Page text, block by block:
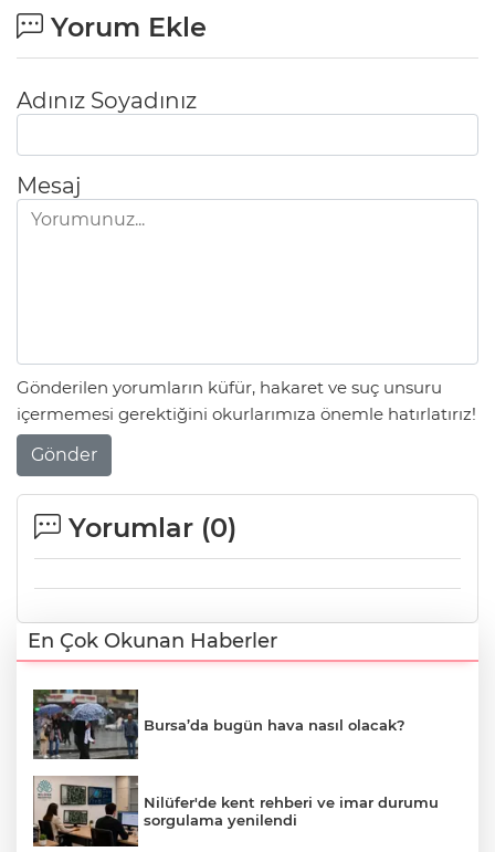
Yorum Ekle
Adınız Soyadınız
Mesaj
Gönderilen yorumların küfür, hakaret ve suç unsuru
içermemesi gerektiğini okurlarımıza önemle hatırlatırız!
Gönder
Yorumlar (0)
En Çok Okunan Haberler
Bursa’da bugün hava nasıl olacak?
Nilüfer'de kent rehberi ve imar durumu
sorgulama yenilendi